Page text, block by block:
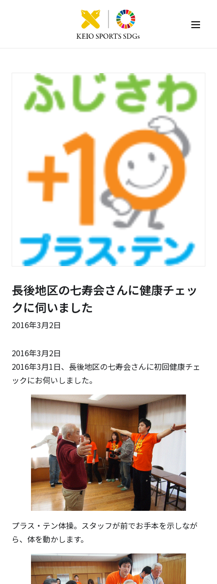
長後地区の七寿会さんに健康チェッ
クに伺いました
2016年3月2日
2016年3月2日
2016年3月1日、長後地区の七寿会さんに初回健康チェ
ックにお伺いしました。
プラス・テン体操。スタッフが前でお手本を示しなが
ら、体を動かします。